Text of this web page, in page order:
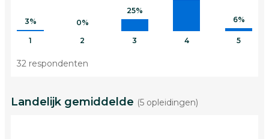
3%
1
0%
2
25%
3 4
6%
5
32 respondenten
Landelijk gemiddelde (5 opleidingen)